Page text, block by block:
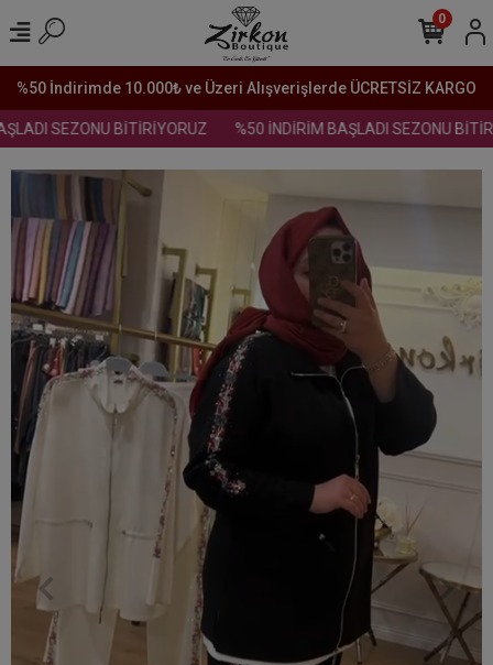
%50 İndirimde 10.000₺ ve Üzeri Alışverişlerde ÜCRETSİZ KARGO
SEZONU BİTİRİYORUZ %50 İNDİRİM BAŞLADI SEZONU
0